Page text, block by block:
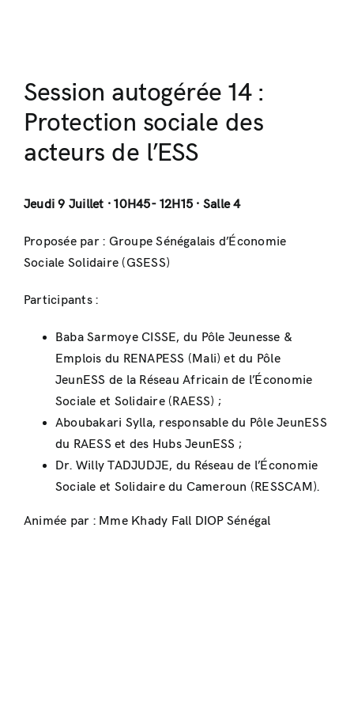
Session autogérée 14 :
Protection sociale des
acteurs de l’ESS
Jeudi 9 Juillet · 10H45- 12H15 · Salle 4
Proposée par : Groupe Sénégalais d’Économie
Sociale Solidaire (GSESS)
Participants :
Baba Sarmoye CISSE, du Pôle Jeunesse &
Emplois du RENAPESS (Mali) et du Pôle
JeunESS de la Réseau Africain de l’Économie
Sociale et Solidaire (RAESS) ;
Aboubakari Sylla, responsable du Pôle JeunESS
du RAESS et des Hubs JeunESS ;
Dr. Willy TADJUDJE, du Réseau de l’Économie
Sociale et Solidaire du Cameroun (RESSCAM).
Animée par : Mme Khady Fall DIOP Sénégal